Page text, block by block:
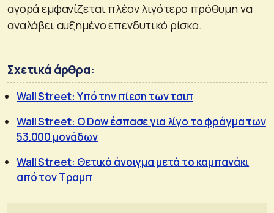
αγορά εμφανίζεται πλέον λιγότερο πρόθυμη να
αναλάβει αυξημένο επενδυτικό ρίσκο.
Σχετικά άρθρα:
Wall Street: Υπό την πίεση των τσιπ
Wall Street: Ο Dow έσπασε για λίγο το φράγμα των
53.000 μονάδων
Wall Street: Θετικό άνοιγμα μετά το καμπανάκι
από τον Τραμπ